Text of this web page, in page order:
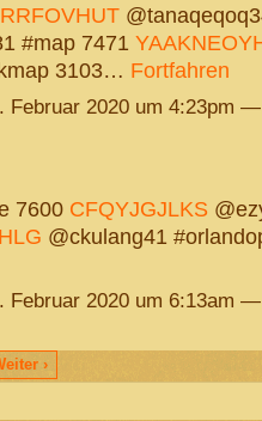
#map 7471
3103… Fortfahren
Februar 2020 um 4:23pm
7600 CFQYJGJLKS
@ckulang41
Februar 2020 um 6:13am
›